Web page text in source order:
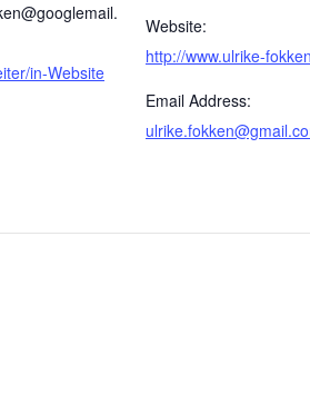
in-Website
Website:
http://www.ulrike-
Email Address: